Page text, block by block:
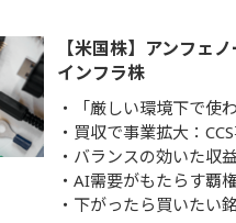
【米国株】アンフェ
インフラ株
「厳しい環境下で使
買収で事業拡大：
バランスの効いた収
AI需要がもたらす覇
下がったら買いたい